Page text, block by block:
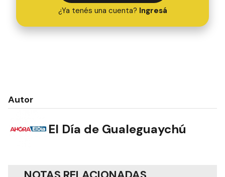
¿Ya tenés una cuenta? Ingresá
Autor
El Día de Gualeguaychú